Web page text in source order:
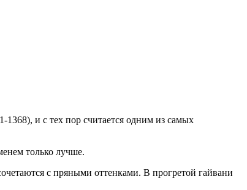
и с тех пор считается одним из самых
только лучше.
с пряными оттенками. В прогретой гайвани